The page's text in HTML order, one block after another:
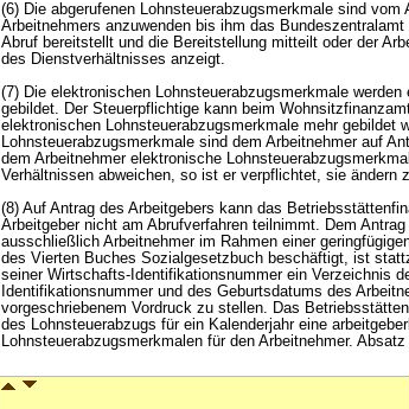
(6) Die abgerufenen Lohnsteuerabzugsmerkmale sind
Arbeitnehmers anzuwenden bis ihm das
Abruf bereitstellt und die Bereitstellung mitteilt oder der
des Dienstverhältnisses anzeigt.
(7) Die elektronischen Lohnsteuerabzugsmerkmale
gebildet. Der Steuerpflichtige kann beim
elektronischen Lohnsteuerabzugsmerkmale mehr gebildet
Lohnsteuerabzugsmerkmale sind dem Arbeitnehmer auf
dem Arbeitnehmer elektronische
Verhältnissen abweichen, so ist er verpflichtet, sie ändern
(8) Auf Antrag des Arbeitgebers kann das
Arbeitgeber nicht am Abrufverfahren teilnimmt. Dem
ausschließlich Arbeitnehmer im Rahmen einer
des Vierten Buches Sozialgesetzbuch beschäftigt, ist
seiner Wirtschafts-Identifikationsnummer ein Verzeichnis
Identifikationsnummer und des Geburtsdatums des
vorgeschriebenem Vordruck zu stellen. Das
des Lohnsteuerabzugs für ein Kalenderjahr eine
Lohnsteuerabzugsmerkmalen für den Arbeitnehmer.